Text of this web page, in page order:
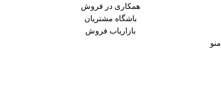
همکاری در فروش
باشگاه مشتریان
بازاریاب فروش
منو